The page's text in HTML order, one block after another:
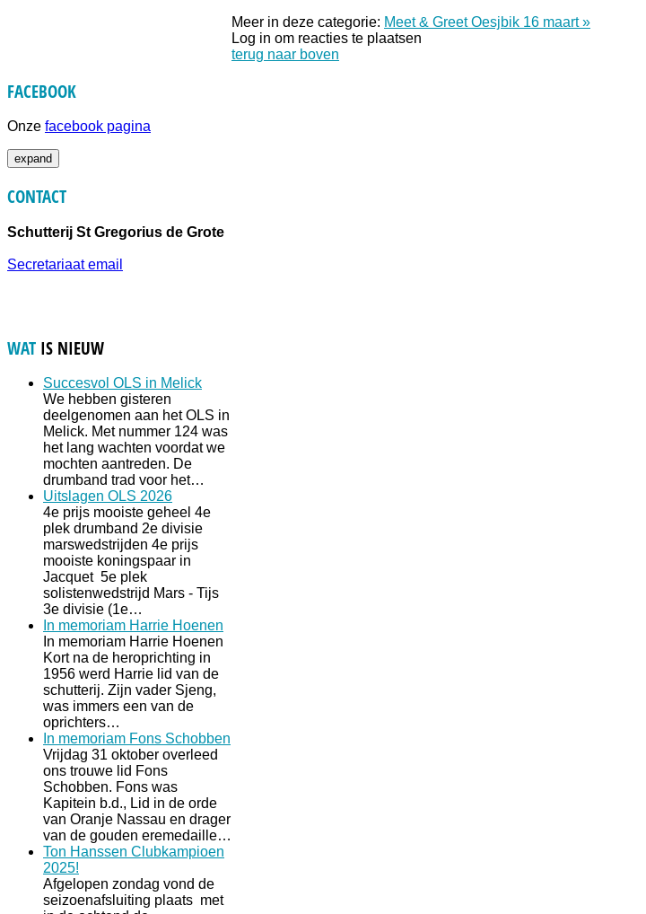
Meer in deze categorie: Meet & Greet Oesjbik 16 maart »
Log in om reacties te plaatsen
terug naar boven
FACEBOOK
Onze facebook pagina
expand
CONTACT
Schutterij St Gregorius de Grote
Secretariaat email
WAT IS NIEUW
Succesvol OLS in Melick
We hebben gisteren
deelgenomen aan het OLS in
Melick. Met nummer 124 was
het lang wachten voordat we
mochten aantreden. De
drumband trad voor het…
Uitslagen OLS 2026
4e prijs mooiste geheel 4e
plek drumband 2e divisie
marswedstrijden 4e prijs
mooiste koningspaar in
Jacquet 5e plek
solistenwedstrijd Mars - Tijs
3e divisie (1e…
In memoriam Harrie Hoenen
In memoriam Harrie Hoenen
Kort na de heroprichting in
1956 werd Harrie lid van de
schutterij. Zijn vader Sjeng,
was immers een van de
oprichters…
In memoriam Fons Schobben
Vrijdag 31 oktober overleed
ons trouwe lid Fons
Schobben. Fons was
Kapitein b.d., Lid in de orde
van Oranje Nassau en drager
van de gouden eremedaille…
Ton Hanssen Clubkampioen
2025!
Afgelopen zondag vond de
seizoenafsluiting plaats met